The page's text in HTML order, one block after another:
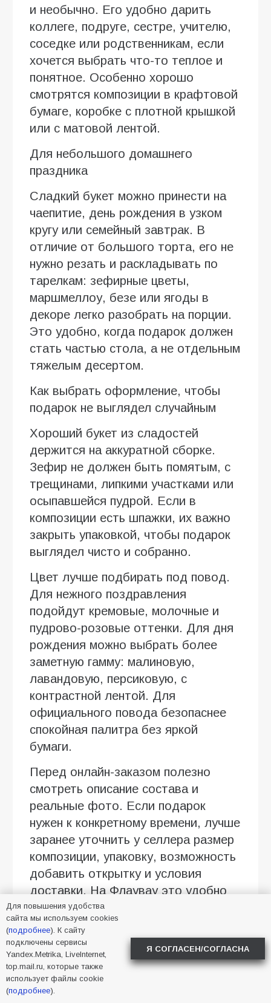
и необычно. Его удобно дарить
коллеге, подруге, сестре, учителю,
соседке или родственникам, если
хочется выбрать что-то теплое и
понятное. Особенно хорошо
смотрятся композиции в крафтовой
бумаге, коробке с плотной крышкой
или с матовой лентой.
Для небольшого домашнего
праздника
Сладкий букет можно принести на
чаепитие, день рождения в узком
кругу или семейный завтрак. В
отличие от большого торта, его не
нужно резать и раскладывать по
тарелкам: зефирные цветы,
маршмеллоу, безе или ягоды в
декоре легко разобрать на порции.
Это удобно, когда подарок должен
стать частью стола, а не отдельным
тяжелым десертом.
Как выбрать оформление, чтобы
подарок не выглядел случайным
Хороший букет из сладостей
держится на аккуратной сборке.
Зефир не должен быть помятым, с
трещинами, липкими участками или
осыпавшейся пудрой. Если в
композиции есть шпажки, их важно
закрыть упаковкой, чтобы подарок
выглядел чисто и собранно.
Цвет лучше подбирать под повод.
Для нежного поздравления
подойдут кремовые, молочные и
пудрово-розовые оттенки. Для дня
рождения можно выбрать более
заметную гамму: малиновую,
лавандовую, персиковую, с
контрастной лентой. Для
официального повода безопаснее
спокойная палитра без яркой
бумаги.
Перед онлайн-заказом полезно
смотреть описание состава и
реальные фото. Если подарок
нужен к конкретному времени, лучше
заранее уточнить у селлера размер
композиции, упаковку, возможность
добавить открытку и условия
доставки. На Флаувау это удобно
сделать в чате с продавцом.
Когда дарить такой подарок
Букет из зефира уместен там, где
хочется мягкого, дружелюбного
жеста: на день рождения, 8 Марта,
Для повышения удобства
сайта мы используем cookies
(подробнее). К сайту
подключены сервисы
Yandex.Metrika, LiveInternet,
top.mail.ru, которые также
использует файлы cookie
(подробнее).
Я СОГЛАСЕН/СОГЛАСНА